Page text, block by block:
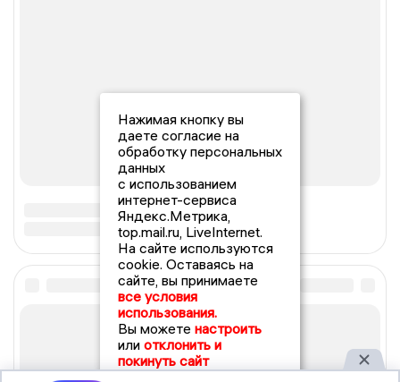
Нажимая кнопку вы
даете согласие на
обработку персональных
данных
с использованием
интернет-сервиса
Яндекс.Метрика,
top.mail.ru, LiveInternet.
На сайте используются
cookie. Оставаясь на
сайте, вы принимаете
все условия
использования.
Вы можете настроить
или отклонить и
покинуть сайт